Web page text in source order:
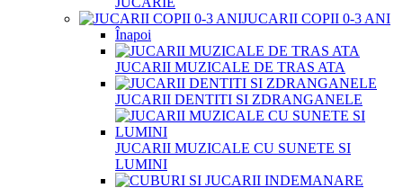
JUCARII COPII 0-3 ANI
Înapoi
JUCARII MUZICALE DE TRAS ATA
JUCARII DENTITI SI ZDRANGANELE
JUCARII MUZICALE CU SUNETE SI
LUMINI